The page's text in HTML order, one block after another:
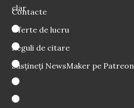
clar
Contacte
Oferte de lucru
Reguli de citare
Susțineți NewsMaker pe Patreon